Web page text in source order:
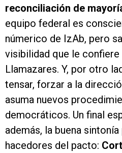
reconciliación de
equipo federal es
númerico de IzAb, pero
visibilidad que le
Llamazares. Y, por otro
tensar, forzar a la
asuma nuevos
democráticos. Un final
además, la buena
hacedores del pacto: